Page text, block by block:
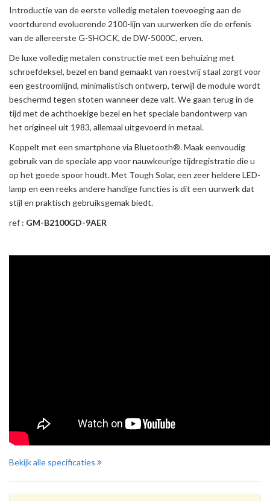
Introductie van de eerste volledig metalen toevoeging aan de
voortdurend evoluerende 2100-lijn van uurwerken die de erfenis
van de allereerste G-SHOCK, de DW-5000C, erven.
De luxe volledig metalen constructie met een behuizing met
schroefdeksel, bezel en band gemaakt van roestvrij staal zorgt voor
een gestroomlijnd, minimalistisch ontwerp, terwijl de module wordt
beschermd tegen stoten wanneer deze valt. We gaan terug in de
tijd met de achthoekige bezel en het speciale bandontwerp van
het origineel uit 1983, allemaal uitgevoerd in metaal.
Koppelt met een smartphone via Bluetooth®. Maak eenvoudig
gebruik van de speciale app voor nauwkeurige tijdregistratie die u
op het goede spoor houdt. Met Tough Solar, een zeer heldere LED-
lamp en een reeks andere handige functies is dit een uurwerk dat
stijl en praktisch gebruiksgemak biedt.
ref : GM-B2100GD-9AER
Bekijk alle specificaties